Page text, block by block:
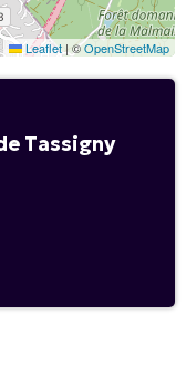
Leaflet | ©OpenStreetMap
Tassigny